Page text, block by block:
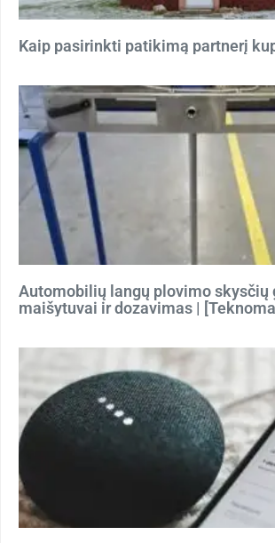
Kaip pasirinkti patikimą partnerį
Automobilių langų plovimo skysčių
maišytuvai ir dozavimas |